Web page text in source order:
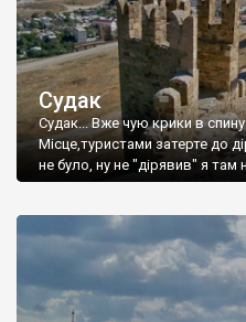
Судак
Судак... Вже чую крики в
Місце,туристами затерте до
не було, ну не "дірявив" я там